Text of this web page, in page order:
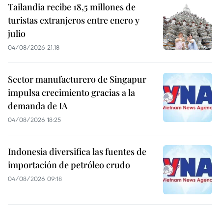
Tailandia recibe 18,5 millones de
turistas extranjeros entre enero y
julio
04/08/2026 21:18
Sector manufacturero de Singapur
impulsa crecimiento gracias a la
demanda de IA
04/08/2026 18:25
Indonesia diversifica las fuentes de
importación de petróleo crudo
04/08/2026 09:18